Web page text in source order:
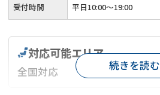
受付時間 平日10:00～19:00
対応可能エリア
全国対応 続きを読む